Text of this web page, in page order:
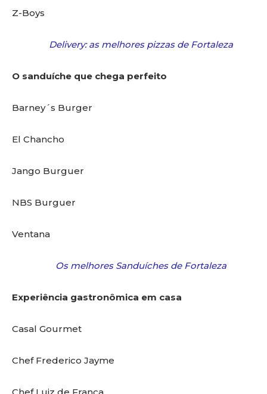
Z-Boys
Delivery: as melhores pizzas de Fortaleza
O sanduíche que chega perfeito
Barney´s Burger
El Chancho
Jango Burguer
NBS Burguer
Ventana
Os melhores Sanduíches de Fortaleza
Experiência gastronômica em casa
Casal Gourmet
Chef Frederico Jayme